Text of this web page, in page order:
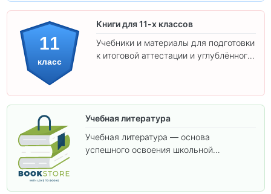
11
класс
Книги для 11-х классов
Учебники и материалы для подготовки
к итоговой аттестации и углублённого
Учебная литература
Учебная литература — основа
успешного освоения школьной